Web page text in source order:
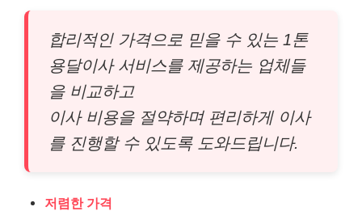
합리적인 가격으로 믿을 수 있는 1톤
용달이사 서비스를 제공하는 업체들
을 비교하고
이사 비용을 절약하며 편리하게 이사
를 진행할 수 있도록 도와드립니다.
저렴한 가격